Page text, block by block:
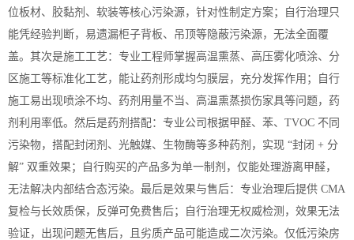
位板材、胶黏剂、软装等核心污染源，针对性制定方案；自行治理只
能凭经验判断，易遗漏柜子背板、吊顶等隐蔽污染源，无法全面覆
盖。其次是施工工艺：专业工程师掌握高温熏蒸、高压雾化喷涂、分
区施工等标准化工艺，能让药剂形成均匀膜层，充分发挥作用；自行
施工易出现喷涂不均、药剂用量不当、高温熏蒸损伤家具等问题，药
剂利用率低。然后是药剂搭配：专业公司根据甲醛、苯、TVOC 不同
污染物，搭配封闭剂、光触媒、生物酶等多种药剂，实现 “封闭 + 分
解” 双重效果；自行购买的产品多为单一制剂，仅能处理游离甲醛，
无法解决内部结合态污染。最后是效果与售后：专业治理后提供 CMA
复检与长效质保，反弹可免费售后；自行治理无权威检测，效果无法
验证，出现问题无售后，且劣质产品可能造成二次污染。仅低污染房